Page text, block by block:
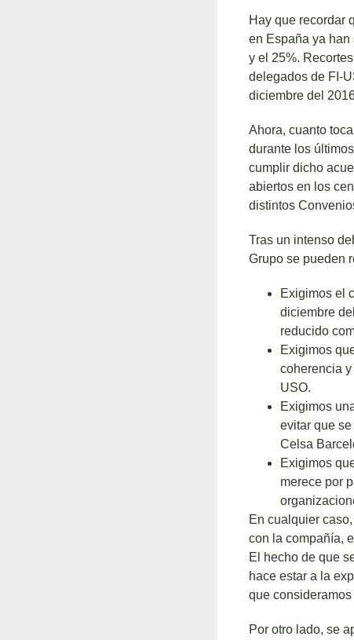
Hay que recordar
en España ya
y el 25%.
delegados de FI-
diciembre del
Ahora, cuanto
durante los
cumplir dicho
abiertos en los
distintos
Tras un intenso
Grupo se pueden
Exigimos el
diciembre
reducido
Exigimos
coherencia
USO.
Exigimos
evitar que
Celsa
Exigimos
merece por
En cualquier
con la compañía,
El hecho de que
hace estar a la
que
Por otro lado, se